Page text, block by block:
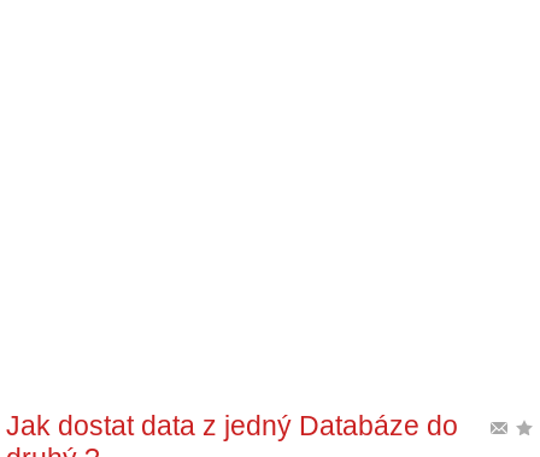
Jak dostat data z jedný Databáze do